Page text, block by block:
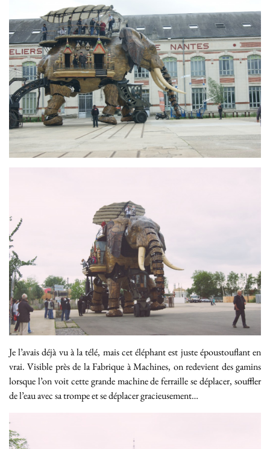
Je l’avais déjà vu à la télé, mais cet éléphant est juste époustouflant en
vrai. Visible près de la Fabrique à Machines, on redevient des gamins
lorsque l’on voit cette grande machine de ferraille se déplacer, souffler
de l’eau avec sa trompe et se déplacer gracieusement…